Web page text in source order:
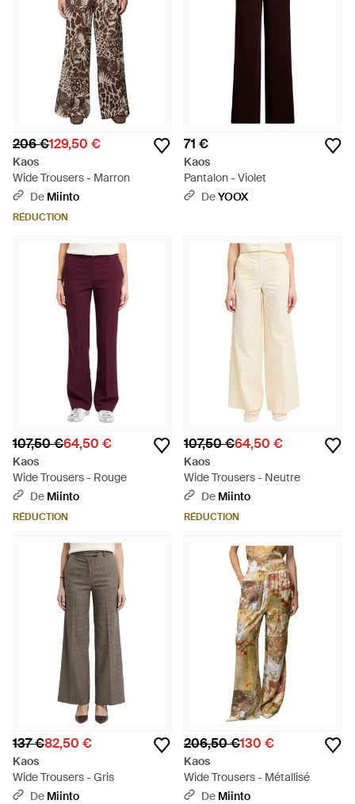
206 €129,50 €
Kaos
Wide Trousers - Marron
De Miinto
RÉDUCTION
71 €
Kaos
Pantalon - Violet
DeYOOX
107,50 €64,50 €
Kaos
Wide Trousers - Rouge
De Miinto
RÉDUCTION
107,50 €64,50 €
Kaos
Wide Trousers - Neutre
De Miinto
RÉDUCTION
137 €82,50 €
Kaos
Wide Trousers - Gris
De Miinto
206,50 €130 €
Kaos
Wide Trousers - Métallisé
De Miinto